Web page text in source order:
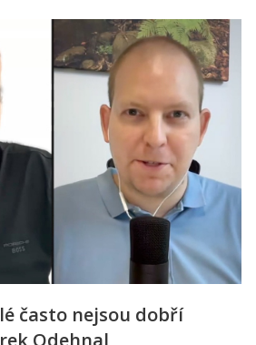
často nejsou dobří
Odehnal